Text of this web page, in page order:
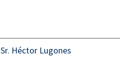
Sr. Héctor Lugones